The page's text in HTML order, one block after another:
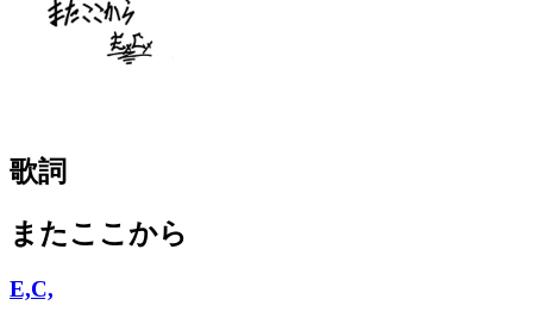
歌詞
またここから
E,C,